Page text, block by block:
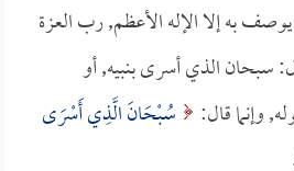
به إلا الإله الأعظم, رب العزة
سبحان الذي أسرى بنبيه, أو
وإنما قال:
سُبْحَانَ الَّذِي أَسْرَى